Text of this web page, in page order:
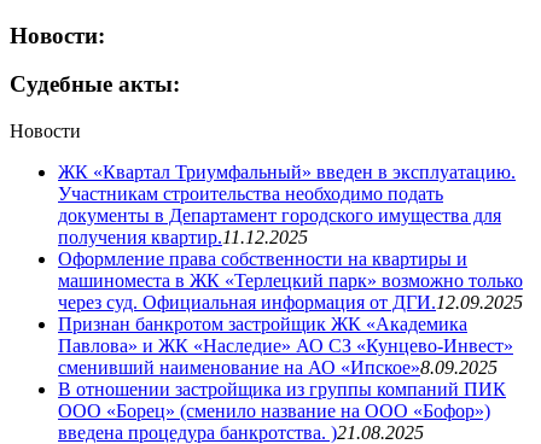
Новости:
Судебные акты:
Новости
ЖК «Квартал Триумфальный» введен в эксплуатацию.
Участникам строительства необходимо подать
документы в Департамент городского имущества для
получения квартир.11.12.2025
Оформление права собственности на квартиры и
машиноместа в ЖК «Терлецкий парк» возможно только
через суд. Официальная информация от ДГИ.12.09.2025
Признан банкротом застройщик ЖК «Академика
Павлова» и ЖК «Наследие» АО СЗ «Кунцево-Инвест»
сменивший наименование на АО «Ипское»8.09.2025
В отношении застройщика из группы компаний ПИК
ООО «Борец» (сменило название на ООО «Бофор»)
введена процедура банкротства. )21.08.2025